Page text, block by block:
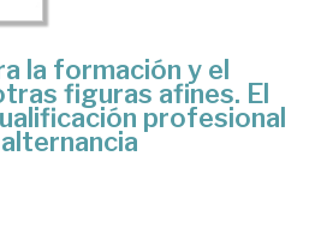
la formación y el
figuras afines. El
profesional